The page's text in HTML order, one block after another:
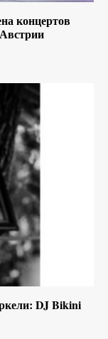
концертов
DJ Bikini